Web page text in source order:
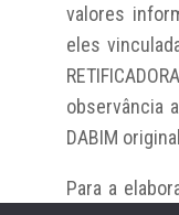
valores
eles
observância
DABIM
Para a